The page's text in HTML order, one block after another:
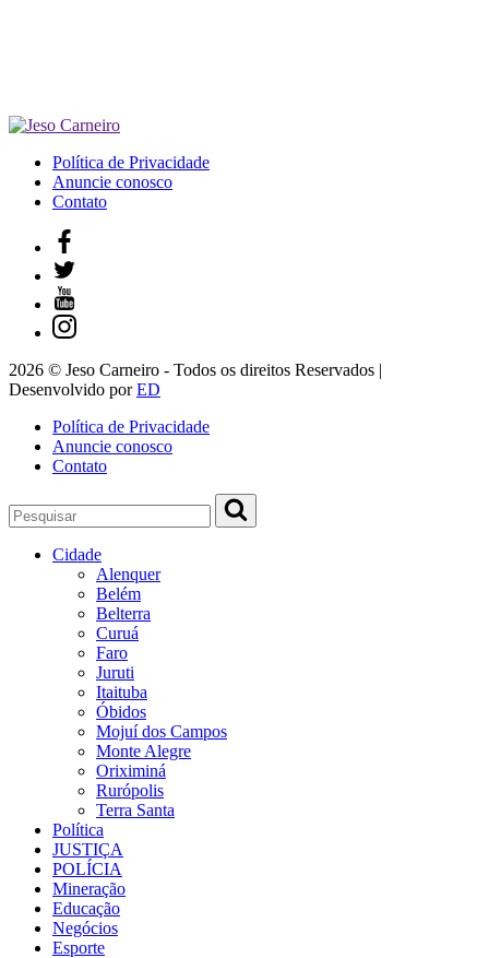
Política de Privacidade
Anuncie conosco
Contato
2026 © Jeso Carneiro - Todos os direitos Reservados |
Desenvolvido porED
Política de Privacidade
Anuncie conosco
Contato
Cidade
Alenquer
Belém
Belterra
Curuá
Faro
Juruti
Itaituba
Óbidos
Mojuí dos Campos
Monte Alegre
Oriximiná
Rurópolis
Terra Santa
Política
JUSTIÇA
POLÍCIA
Mineração
Educação
Negócios
Esporte